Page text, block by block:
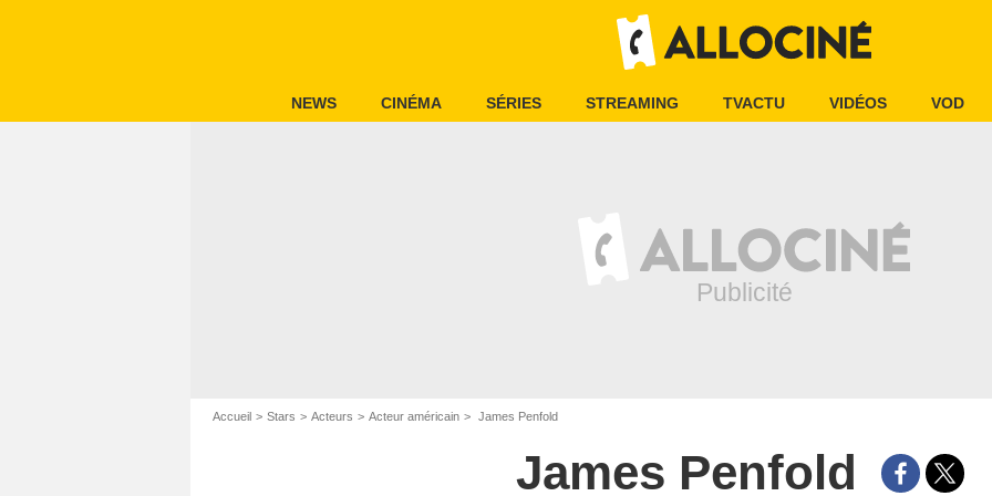
NEWS CINÉMA SÉRIES STREAMING TVACTU VIDÉOS VOD
Accueil Stars Acteurs Acteur américain James Penfold
James Penfold